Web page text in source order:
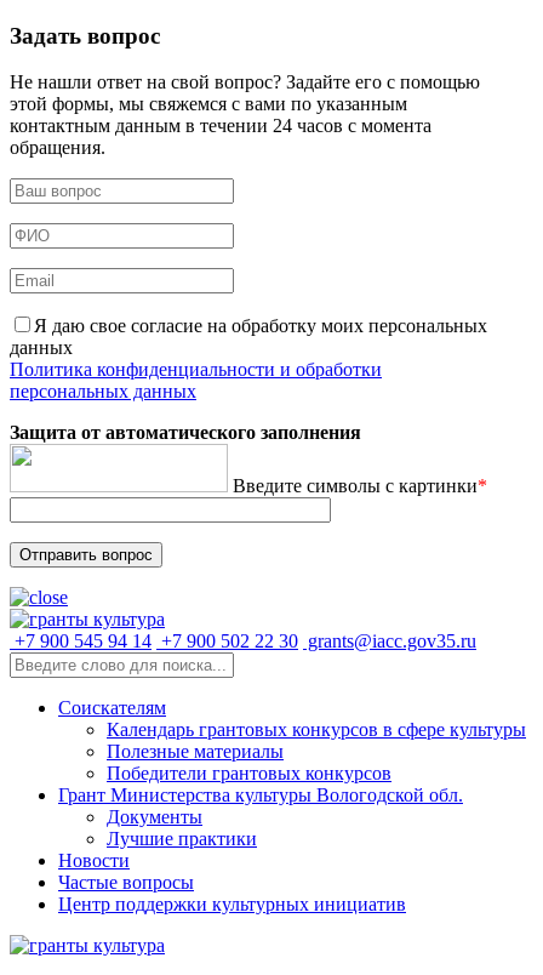
Задать вопрос
Не нашли ответ на свой вопрос? Задайте его с помощью
этой формы, мы свяжемся с вами по указанным
контактным данным в течении 24 часов с момента
обращения.
Я даю свое согласие на обработку моих персональных
данных
Политика конфиденциальности и обработки
персональных данных
Защита от автоматического заполнения
Введите символы с картинки*
+7 900 545 94 14 +7 900 502 22 30 grants@iacc.gov35.ru
Соискателям
Календарь грантовых конкурсов в сфере культуры
Полезные материалы
Победители грантовых конкурсов
Грант Министерства культуры Вологодской обл.
Документы
Лучшие практики
Новости
Частые вопросы
Центр поддержки культурных инициатив